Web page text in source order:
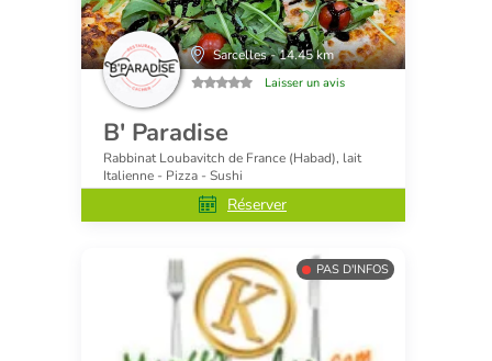
Sarcelles - 14.45 km
Laisser un avis
B' Paradise
Rabbinat Loubavitch de France (Habad), lait
Italienne - Pizza - Sushi
Réserver
PAS D'INFOS